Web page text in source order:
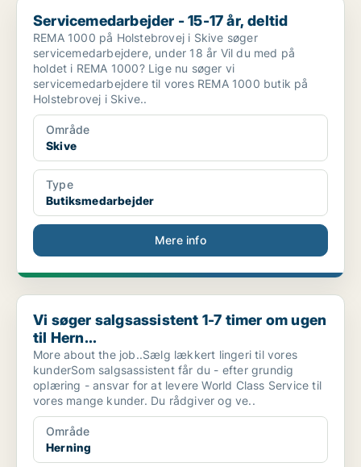
Servicemedarbejder - 15-17 år, deltid
Servicemedarbejder - 15-17 år, deltid
REMA 1000 på Holstebrovej i Skive søger
servicemedarbejdere, under 18 år Vil du med på
holdet i REMA 1000? Lige nu søger vi
servicemedarbejdere til vores REMA 1000 butik på
Holstebrovej i Skive..
Område
Skive
Type
Butiksmedarbejder
Mere info
Vi søger salgsassistent 1-7 timer om ugen til Hern...
Vi søger salgsassistent 1-7 timer om ugen
til Hern...
More about the job..Sælg lækkert lingeri til vores
kunderSom salgsassistent får du - efter grundig
oplæring - ansvar for at levere World Class Service til
vores mange kunder. Du rådgiver og ve..
Område
Herning